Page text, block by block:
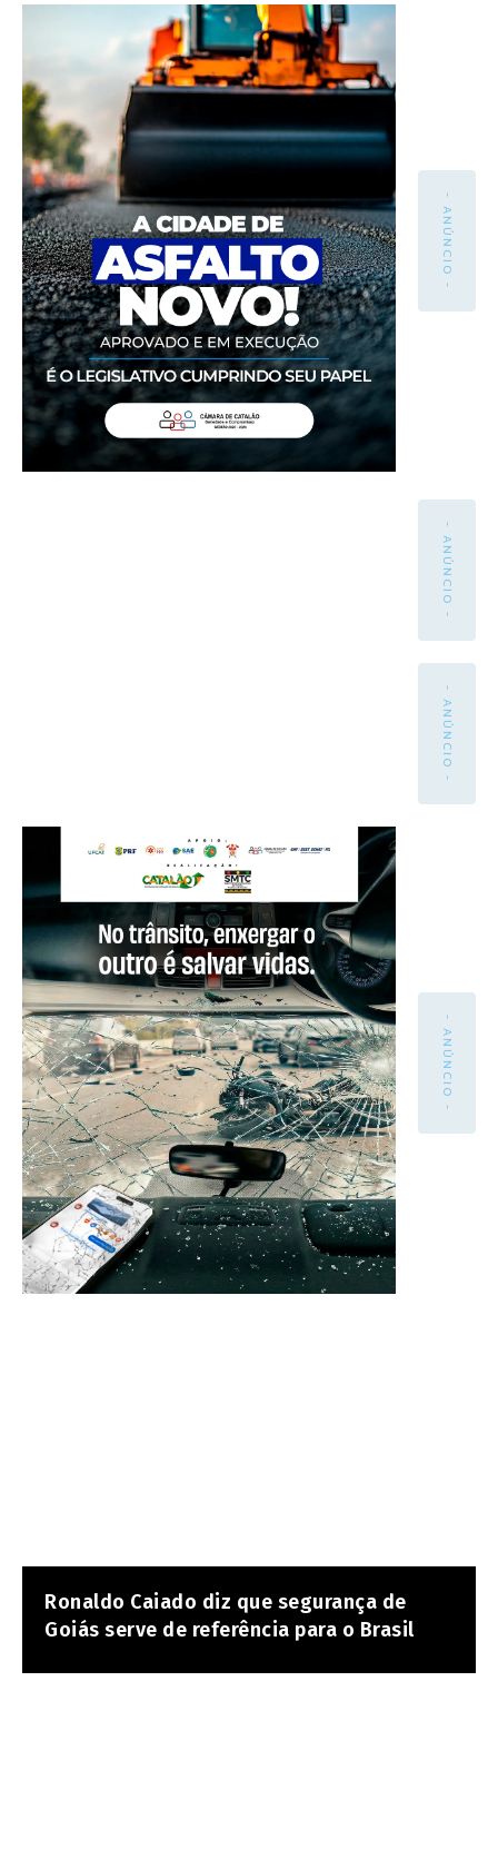
- ANÚNCIO -
- ANÚNCIO -
- ANÚNCIO -
- ANÚNCIO -
Ronaldo Caiado diz que segurança de
Goiás serve de referência para o Brasil